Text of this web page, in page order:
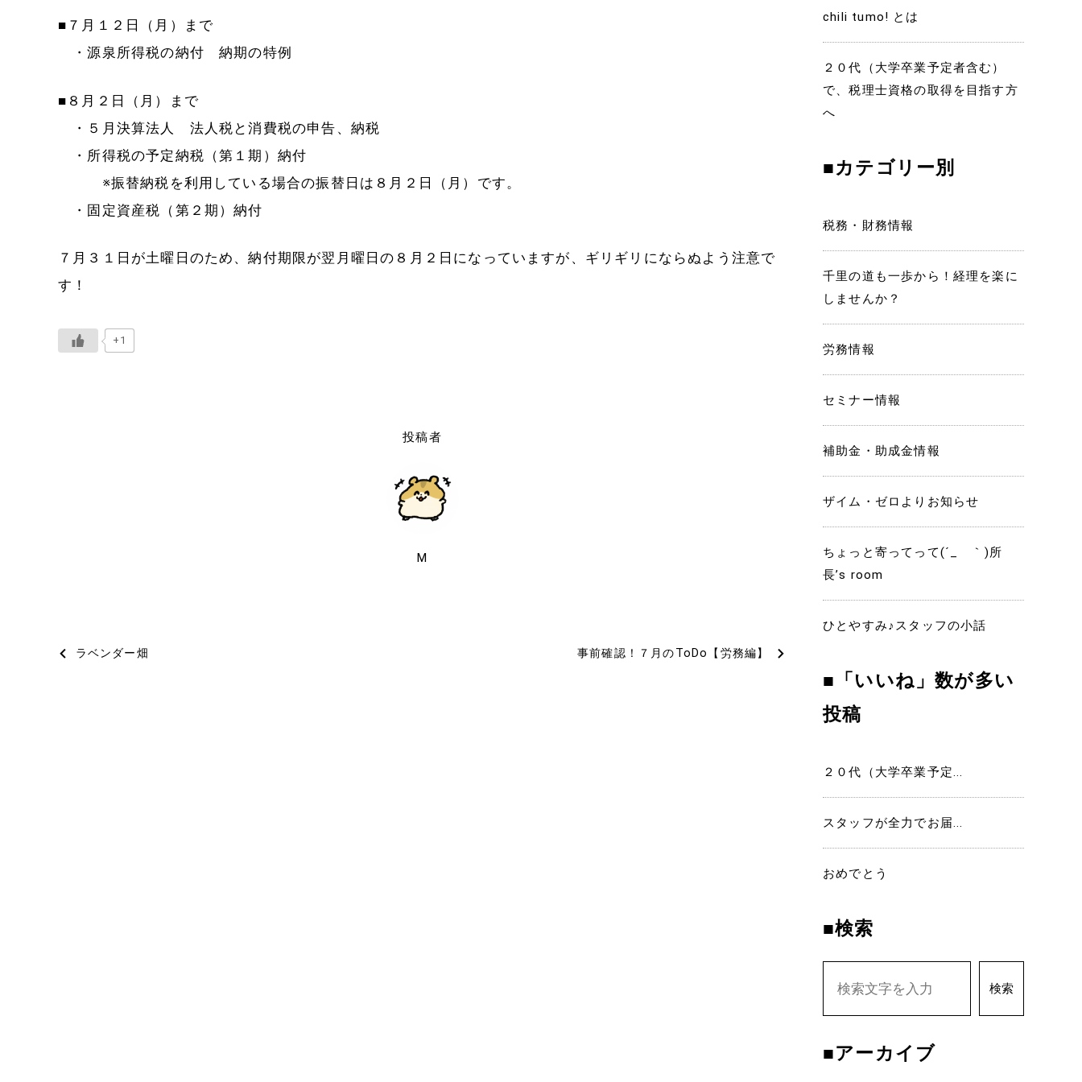
■７月１２日（月）まで
・源泉所得税の納付 納期の特例
■８月２日（月）まで
・５月決算法人 法人税と消費税の申告、納税
・所得税の予定納税（第１期）納付
※振替納税を利用している場合の振替日は８月２日（月）です。
・固定資産税（第２期）納付
７月３１日が土曜日のため、納付期限が翌月曜日の８月２日になっていますが、ギリギリにならぬよう注意で
す！
+1
投稿者
M
投
ラベンダー畑 事前確認！７月のToDo【労務編】
chili tumo! とは
２０代（大学卒業予定者含む）
で、税理士資格の取得を目指す方
へ
■カテゴリー別
税務・財務情報
千里の道も一歩から！経理を楽に
しませんか？
労務情報
セミナー情報
補助金・助成金情報
ザイム・ゼロよりお知らせ
ちょっと寄ってって(´_ゝ｀)所
長’s room
ひとやすみ♪スタッフの小話
■「いいね」数が多い
投稿
２０代（大学卒業予定...
スタッフが全力でお届...
おめでとう
■検索
検索
■アーカイブ